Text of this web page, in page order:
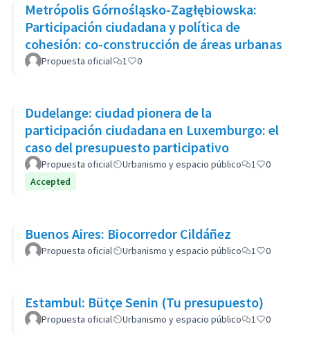
Metrópolis Górnośląsko-Zagłębiowska:
Participación ciudadana y política de
cohesión: co-construcción de áreas urbanas
Propuesta oficial 1 0
Dudelange: ciudad pionera de la
participación ciudadana en Luxemburgo: el
caso del presupuesto participativo
Propuesta oficial Urbanismo y espacio público 1
0
Accepted
Buenos Aires: Biocorredor Cildáñez
Propuesta oficial Urbanismo y espacio público 1 0
Estambul: Bütçe Senin (Tu presupuesto)
Propuesta oficial Urbanismo y espacio público 1 0